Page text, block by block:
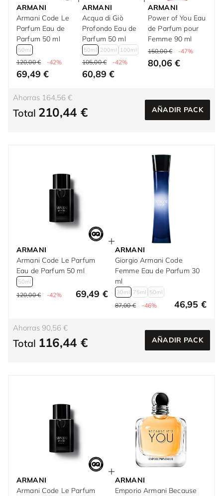
ARMANI
Armani Code Le
Parfum Eau de
Parfum 50 ml
50ml
120,00 € -42%
69,49 €
ARMANI
Acqua di Giò
Profondo Eau de
Parfum 50 ml
50ml 200ml 100ml
105,00 € -42%
60,89 €
ARMANI
Power of You Eau
de Parfum pour
Femme 90 ml
150,00 € -47%
80,06 €
Ahorras 164,56 €
Total 210,44 € AÑADIR PACK
ARMANI
Armani Code Le Parfum
Eau de Parfum 50 ml
50ml
120,00 € -42% 69,49 €
ARMANI
Giorgio Armani Code
Femme Eau de Parfum 30
ml
30ml 75ml 50ml
87,00 € -46% 46,95 €
Ahorras 90,56 €
Total 116,44 € AÑADIR PACK
ARMANI
Armani Code Le Parfum
ARMANI
Emporio Armani Because